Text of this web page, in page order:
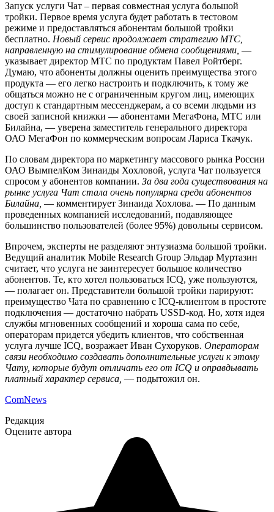
Запуск услуги Чат – первая совместная услуга большой
тройки. Первое время услуга будет работать в тестовом
режиме и предоставляться абонентам большой тройки
бесплатно. Новый сервис продолжает стратегию МТС,
направленную на стимулирование обмена сообщениями, —
указывает директор МТС по продуктам Павел Ройтберг.
Думаю, что абоненты должны оценить преимущества этого
продукта — его легко настроить и подключить, к тому же
общаться можно не с ограниченным кругом лиц, имеющих
доступ к стандартным мессенджерам, а со всеми людьми из
своей записной книжки — абонентами МегаФона, МТС или
Билайна, — уверена заместитель генерального директора
ОАО МегаФон по коммерческим вопросам Лариса Ткачук.
По словам директора по маркетингу массового рынка России
ОАО ВымпелКом Зинаиды Хохловой, услуга Чат пользуется
спросом у абонентов компании. За два года существования на
рынке услуга Чат стала очень популярна среди абонентов
Билайна, — комментирует Зинаида Хохлова. — По данным
проведенных компанией исследований, подавляющее
большинство пользователей (более 95%) довольны сервисом.
Впрочем, эксперты не разделяют энтузиазма большой тройки.
Ведущий аналитик Mobile Research Group Эльдар Муртазин
считает, что услуга не заинтересует большое количество
абонентов. Те, кто хотел пользоваться ICQ, уже пользуются,
— полагает он. Представители большой тройки парируют:
преимущество Чата по сравнению с ICQ-клиентом в простоте
подключения — достаточно набрать USSD-код. Но, хотя идея
службы мгновенных сообщений и хороша сама по себе,
операторам придется убедить клиентов, что собственная
услуга лучше ICQ, возражает Иван Сухоруков. Операторам
связи необходимо создавать дополнительные услуги к этому
Чату, которые будут отличать его от ICQ и оправдывать
платный характер сервиса, — подытожил он.
ComNews
Редакция
Оцените автора